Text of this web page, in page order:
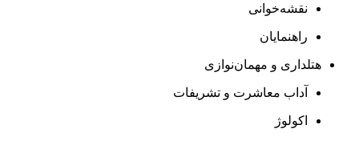
نقشه‌خوانی
راهنمایان
هتلداری و مهمان‌نوازی
آداب معاشرت و تشریفات
اکولوژ